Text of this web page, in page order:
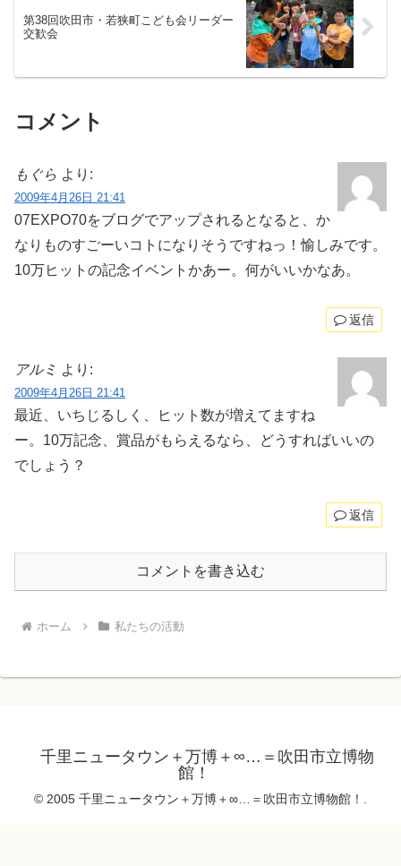
第38回吹田市・若狭町こども会リーダー
交歓会
コメント
もぐら より:
2009年4月26日 21:41
07EXPO70をブログでアップされるとなると、か
なりものすごーいコトになりそうですねっ！愉しみです。
10万ヒットの記念イベントかあー。何がいいかなあ。
返信
アルミ より:
2009年4月26日 21:41
最近、いちじるしく、ヒット数が増えてますね
ー。10万記念、賞品がもらえるなら、どうすればいいの
でしょう？
返信
コメントを書き込む
ホーム 私たちの活動
千里ニュータウン＋万博＋∞…＝吹田市立博物
館！
© 2005 千里ニュータウン＋万博＋∞…＝吹田市立博物館！.